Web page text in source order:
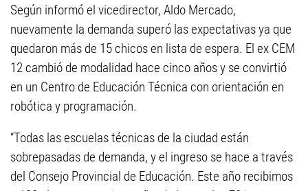
Según informó el vicedirector, Aldo Mercado,
nuevamente la demanda superó las expectativas ya que
quedaron más de 15 chicos en lista de espera. El ex CEM
12 cambió de modalidad hace cinco años y se convirtió
en un Centro de Educación Técnica con orientación en
robótica y programación.
“Todas las escuelas técnicas de la ciudad están
sobrepasadas de demanda, y el ingreso se hace a través
del Consejo Provincial de Educación. Este año recibimos